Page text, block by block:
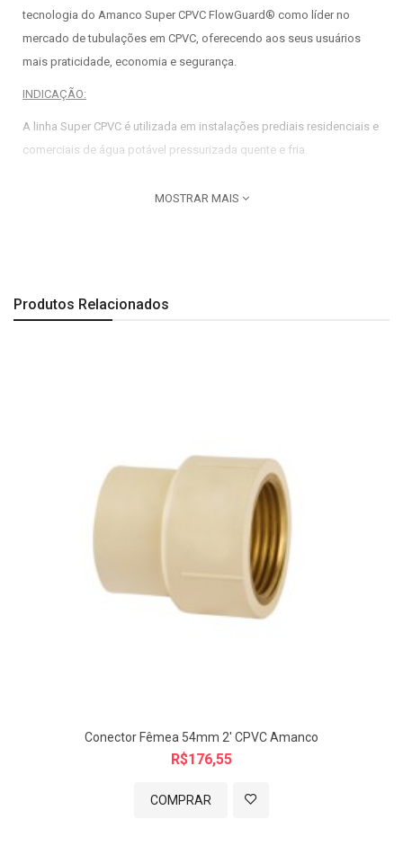
tecnologia do Amanco Super CPVC FlowGuard® como líder no
mercado de tubulações em CPVC, oferecendo aos seus usuários
mais praticidade, economia e segurança.
INDICAÇÃO:
A linha Super CPVC é utilizada em instalações prediais residenciais e
comerciais de água potável pressurizada quente e fria.
Facilidade para instalação e manutenção
A: 63 / B: 120 / C: 114,4 / D: 49 / E: 89,1
*medidas aprox. mm
Imagem meramente ilustrativa.
MOSTRAR MAIS
Produtos Relacionados
Conector Fêmea 54mm 2' CPVC Amanco
R$176,55
COMPRAR